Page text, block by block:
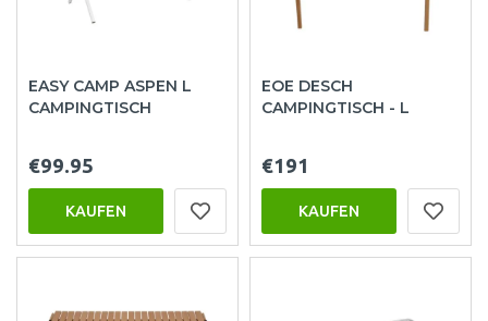
EASY CAMP ASPEN L
CAMPINGTISCH
€99.95
KAUFEN
EOE DESCH
CAMPINGTISCH - L
€191
KAUFEN